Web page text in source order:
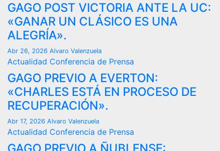
GAGO POST VICTORIA ANTE LA UC:
«GANAR UN CLÁSICO ES UNA
ALEGRÍA».
Abr 26, 2026 Alvaro Valenzuela
Actualidad Conferencia de Prensa
GAGO PREVIO A EVERTON:
«CHARLES ESTÁ EN PROCESO DE
RECUPERACIÓN».
Abr 17, 2026 Alvaro Valenzuela
Actualidad Conferencia de Prensa